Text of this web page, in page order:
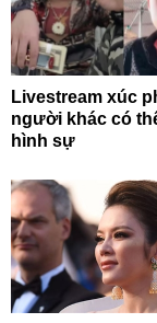
Livestream xúc
người khác có
hình sự